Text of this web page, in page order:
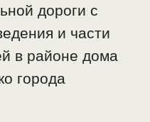
дороги с
и части
в районе дома
города